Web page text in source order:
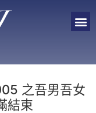
之吾男吾女
結束